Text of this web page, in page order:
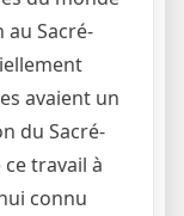
au Sacré-
avaient un
du Sacré-
ce travail à
connu